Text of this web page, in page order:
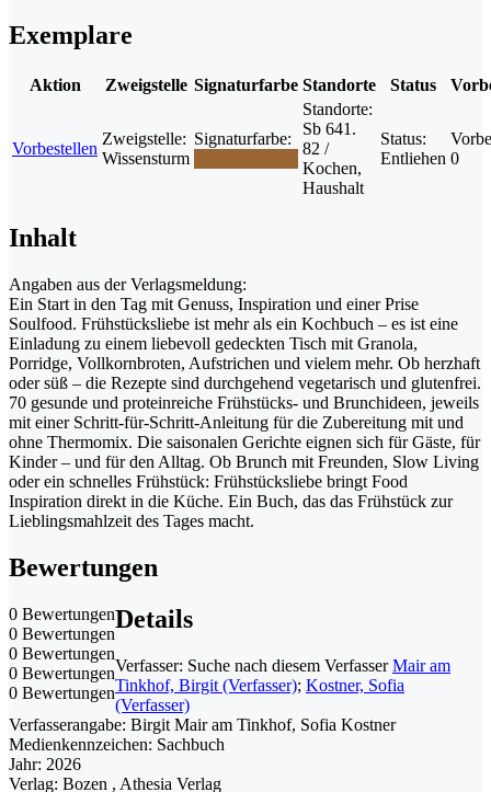
Exemplare
Aktion Zweigstelle Signaturfarbe Standorte Status
Vorbestellen
Zweigstelle:
Wissensturm
Signaturfarbe:
Standorte:
Sb 641.
82 /
Kochen,
Haushalt
Status:
Entliehen 0
Inhalt
Angaben aus der Verlagsmeldung:
Ein Start in den Tag mit Genuss, Inspiration und einer Prise
Soulfood. Frühstücksliebe ist mehr als ein Kochbuch – es ist eine
Einladung zu einem liebevoll gedeckten Tisch mit Granola,
Porridge, Vollkornbroten, Aufstrichen und vielem mehr. Ob herzhaft
oder süß – die Rezepte sind durchgehend vegetarisch und glutenfrei.
70 gesunde und proteinreiche Frühstücks- und Brunchideen, jeweils
mit einer Schritt-für-Schritt-Anleitung für die Zubereitung mit und
ohne Thermomix. Die saisonalen Gerichte eignen sich für Gäste, für
Kinder – und für den Alltag. Ob Brunch mit Freunden, Slow Living
oder ein schnelles Frühstück: Frühstücksliebe bringt Food
Inspiration direkt in die Küche. Ein Buch, das das Frühstück zur
Lieblingsmahlzeit des Tages macht.
Bewertungen
0 Bewertungen
0 Bewertungen
0 Bewertungen
0 Bewertungen
0 Bewertungen
Details
Verfasser: Suche nach diesem Verfasser Mair am
Tinkhof, Birgit (Verfasser); Kostner, Sofia
(Verfasser)
Verfasserangabe: Birgit Mair am Tinkhof, Sofia Kostner
Medienkennzeichen: Sachbuch
Jahr: 2026
Verlag: Bozen , Athesia Verlag